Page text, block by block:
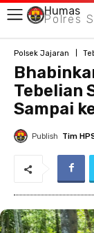
Humas
Polres
Polsek Jajaran
Tebelian
Sampai
Publish Tim